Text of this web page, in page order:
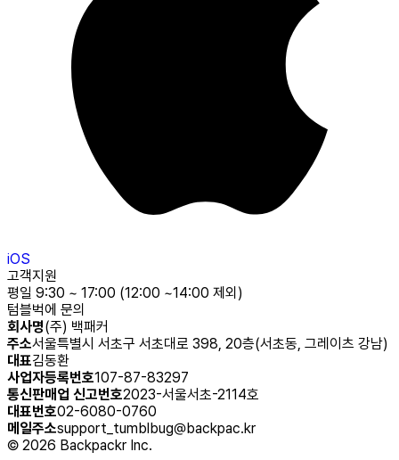
iOS
고객지원
평일 9:30 ~ 17:00 (12:00 ~14:00 제외)
텀블벅에 문의
회사명(주) 백패커
주소서울특별시 서초구 서초대로 398, 20층(서초동, 그레이츠 강남)
대표김동환
사업자등록번호107-87-83297
통신판매업 신고번호2023-서울서초-2114호
대표번호02-6080-0760
메일주소support_tumblbug@backpac.kr
© 2026 Backpackr Inc.